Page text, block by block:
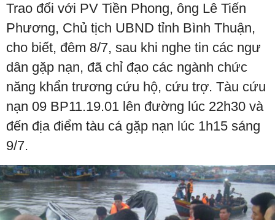
Trao đổi với PV Tiền Phong, ông Lê Tiến
Phương, Chủ tịch UBND tỉnh Bình Thuận,
cho biết, đêm 8/7, sau khi nghe tin các ngư
dân gặp nạn, đã chỉ đạo các ngành chức
năng khẩn trương cứu hộ, cứu trợ. Tàu cứu
nạn 09 BP11.19.01 lên đường lúc 22h30 và
đến địa điểm tàu cá gặp nạn lúc 1h15 sáng
9/7.